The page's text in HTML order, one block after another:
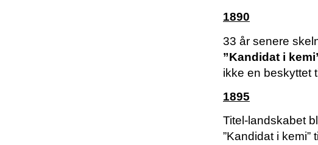
1890
33 år senere
”Kandidat i
ikke en beskyttet
1895
Titel-landskabet
”Kandidat i kemi” til